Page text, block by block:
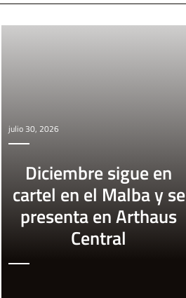
julio 30, 2026
Diciembre sigue en
cartel en el Malba y se
presenta en Arthaus
Central